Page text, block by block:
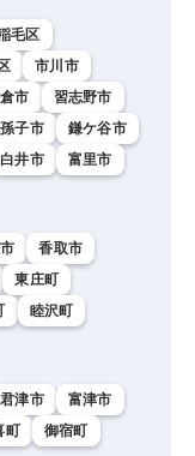
毛区
市川市
市
習志野市
子市
鎌ケ谷市
白井市
富里市
香取市
東庄町
睦沢町
君津市
富津市
町
御宿町